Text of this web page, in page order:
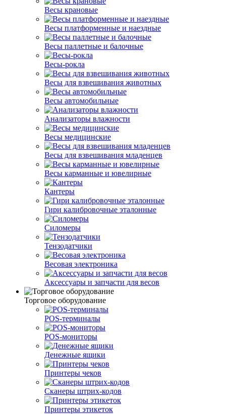
Весы крановые
Весы платформенные и наездные
Весы паллетные и балочные
Весы-рокла
Весы для взвешивания животных
Весы автомобильные
Анализаторы влажности
Весы медицинские
Весы для взвешивания младенцев
Весы карманные и ювелирные
Кантеры
Гири калибровочные эталонные
Силомеры
Тензодатчики
Весовая электроника
Аксессуары и запчасти для весов
Торговое оборудование
POS-терминалы
POS-мониторы
Денежные ящики
Принтеры чеков
Сканеры штрих-кодов
Принтеры этикеток